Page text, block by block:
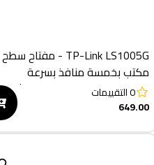
TP-Link LS1005G - مفتاح سطح
مكتب بخمسة منافذ بسرعة
10/100/1000 ميجابت في الثانية
0التقييمات
649.00